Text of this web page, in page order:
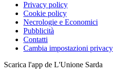
Privacy policy
Cookie policy
Necrologie e Economici
Pubblicità
Contatti
Cambia impostazioni privacy
Scarica l'app de L'Unione Sarda